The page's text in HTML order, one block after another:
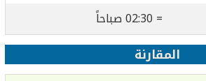
= 02:30 صباحاً
المقارنة